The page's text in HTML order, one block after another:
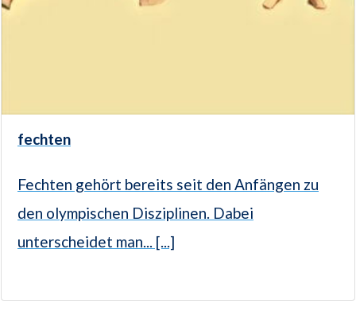
fechten
Fechten gehört bereits seit den Anfängen zu
den olympischen Disziplinen. Dabei
unterscheidet man... [...]